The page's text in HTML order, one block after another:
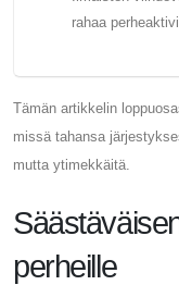
rahaa
Tämän artikkelin
missä tahansa
mutta ytimekkäitä.
perheille